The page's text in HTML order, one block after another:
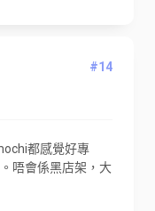
#14
都感覺好專
唔會係黑店架，大